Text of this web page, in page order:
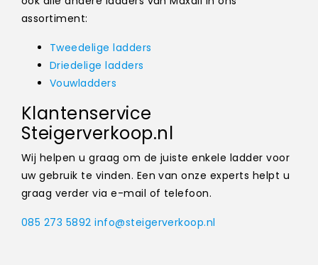
assortiment:
Tweedelige ladders
Driedelige ladders
Vouwladders
Klantenservice
Steigerverkoop.nl
Wij helpen u graag om de juiste enkele ladder voor
uw gebruik te vinden. Een van onze experts helpt u
graag verder via e-mail of telefoon.
085 273 5892 info@steigerverkoop.nl